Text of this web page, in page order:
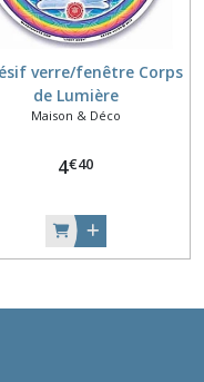
verre/fenêtre Corps
de Lumière
Maison & Déco
4€40